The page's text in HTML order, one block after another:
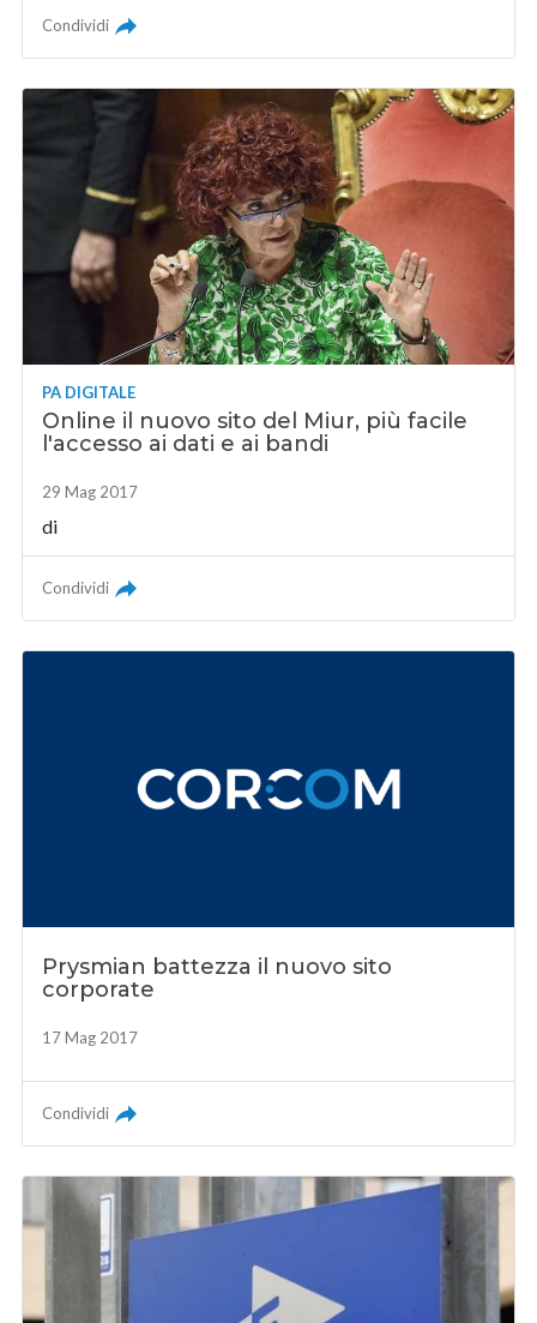
Condividi
PA DIGITALE
Online il nuovo sito del Miur, più facile
l'accesso ai dati e ai bandi
29 Mag 2017
di
Condividi
Prysmian battezza il nuovo sito
corporate
17 Mag 2017
Condividi